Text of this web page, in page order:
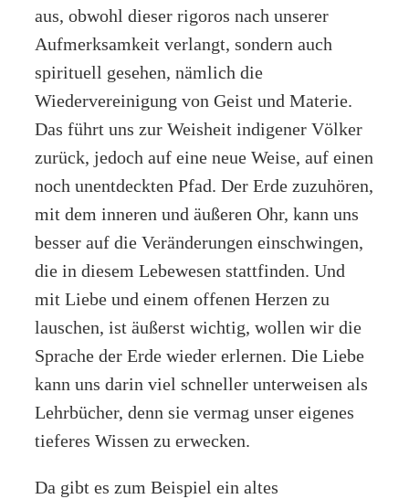
aus, obwohl dieser rigoros nach unserer
Aufmerksamkeit verlangt, sondern auch
spirituell gesehen, nämlich die
Wiedervereinigung von Geist und Materie.
Das führt uns zur Weisheit indigener Völker
zurück, jedoch auf eine neue Weise, auf einen
noch unentdeckten Pfad. Der Erde zuzuhören,
mit dem inneren und äußeren Ohr, kann uns
besser auf die Veränderungen einschwingen,
die in diesem Lebewesen stattfinden. Und
mit Liebe und einem offenen Herzen zu
lauschen, ist äußerst wichtig, wollen wir die
Sprache der Erde wieder erlernen. Die Liebe
kann uns darin viel schneller unterweisen als
Lehrbücher, denn sie vermag unser eigenes
tieferes Wissen zu erwecken.
Da gibt es zum Beispiel ein altes